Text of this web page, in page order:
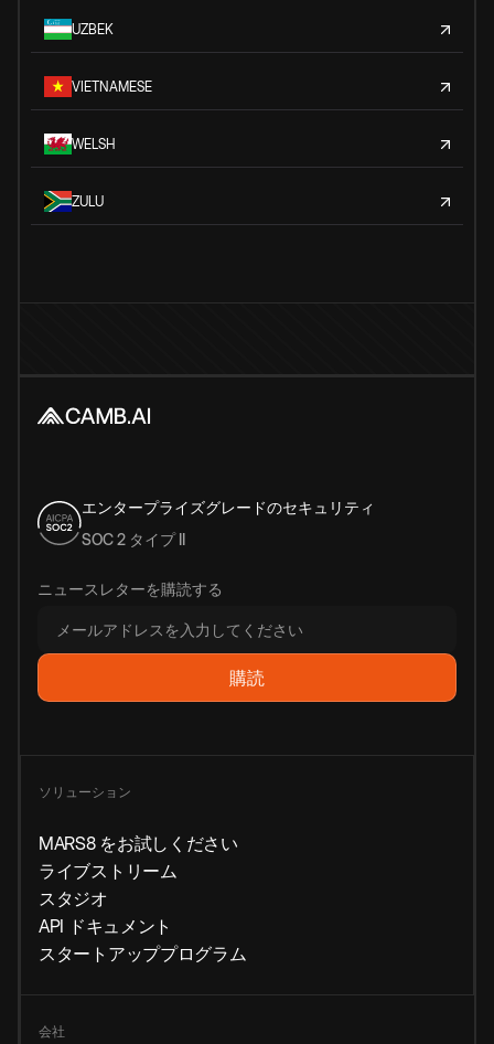
UZBEK
VIETNAMESE
WELSH
ZULU
エンタープライズグレードのセキュリティ
SOC 2 タイプ II
ニュースレターを購読する
ソリューション
MARS8 をお試しください
ライブストリーム
スタジオ
API ドキュメント
スタートアッププログラム
会社